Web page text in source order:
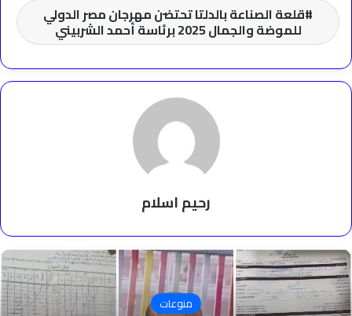
قلعة الصناعة بالدلتا تحتضن مهرجان مصر الدولي
للموضة والجمال 2025 برئاسة أحمد الشربيني
رحيم اسلام
منوعات